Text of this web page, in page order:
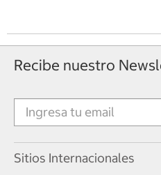
Recibe nuestro
Sitios Internacionales